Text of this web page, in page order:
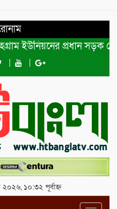
ইউনিয়নের প্রধান সড়ক ভেঙ্গে
১০:৩২ পূর্বাহ্ন